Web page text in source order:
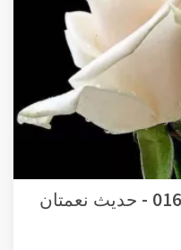
رياض الصالحين - الدرس : 016 - حديث نعمتان